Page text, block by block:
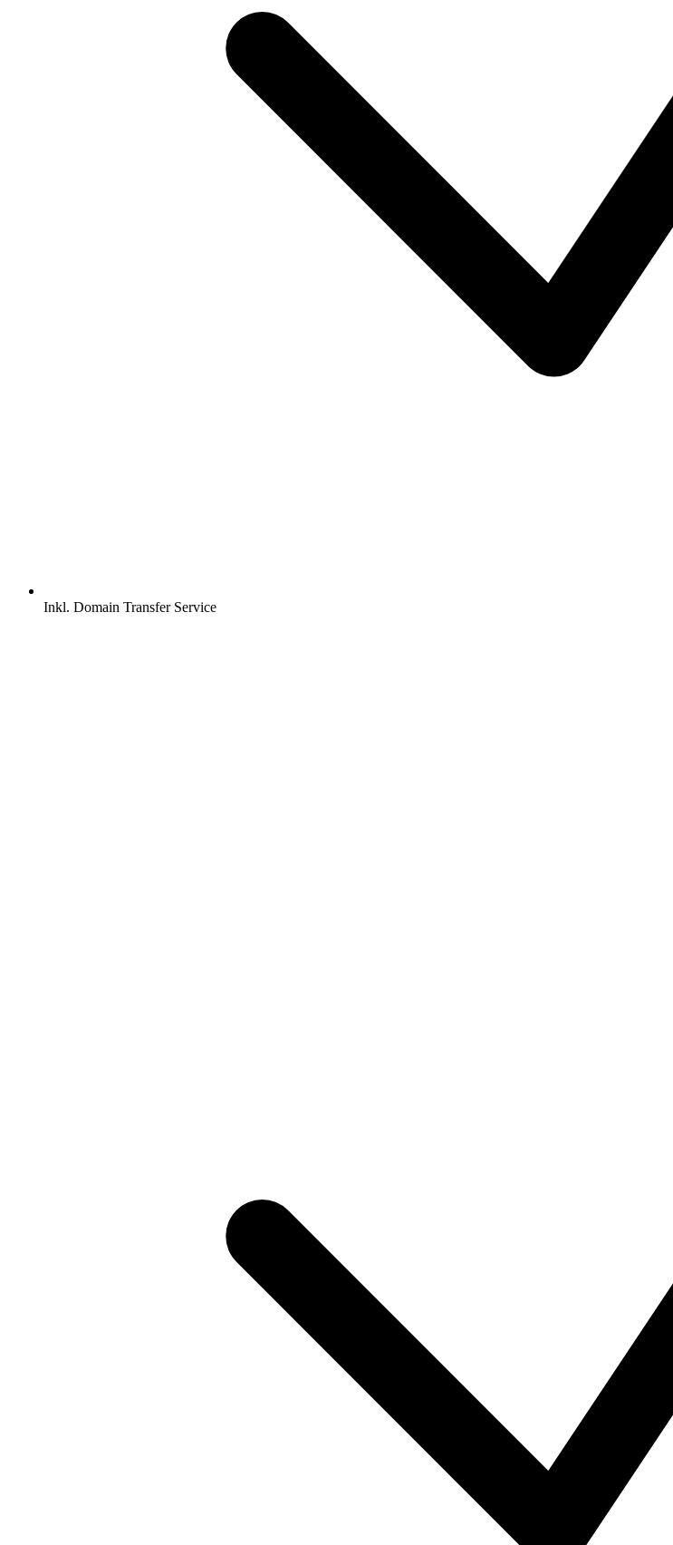
Inkl. Domain Transfer Service